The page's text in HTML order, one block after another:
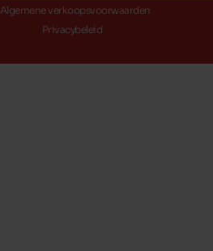
Algemene verkoopsvoorwaarden
Privacybeleid